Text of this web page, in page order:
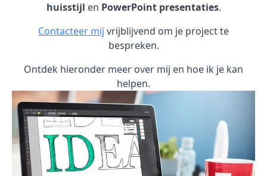
huisstijl en PowerPoint presentaties.
Contacteer mij vrijblijvend om je project te
bespreken.
Ontdek hieronder meer over mij en hoe ik je kan
helpen.